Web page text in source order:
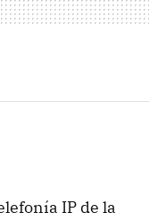
IP de la